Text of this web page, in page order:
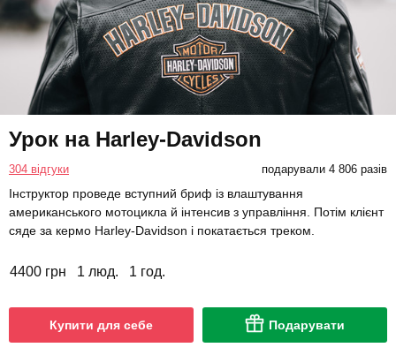
Урок на Harley-Davidson
304 відгуки подарували 4 806 разів
Інструктор проведе вступний бриф із влаштування
американського мотоцикла й інтенсив з управління. Потім клієнт
сяде за кермо Harley-Davidson і покатається треком.
4400 грн 1 люд. 1 год.
Купити для себе Подарувати